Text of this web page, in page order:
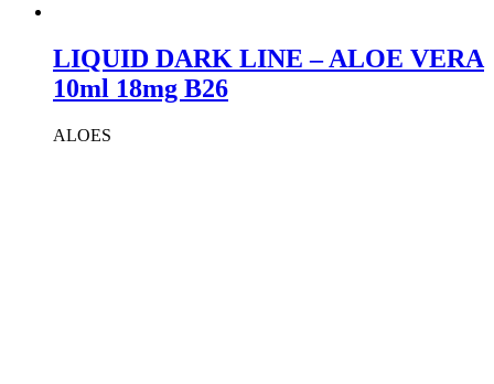
LIQUID DARK LINE – ALOE VERA
10ml 18mg B26
ALOES